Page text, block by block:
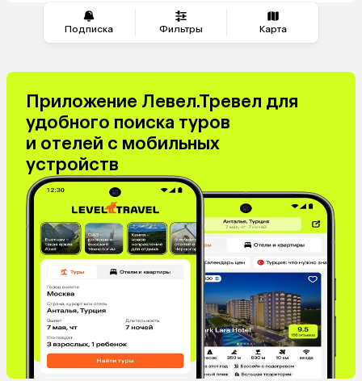
Подписка Фильтры Карта
Приложение Левел.Тревел для
удобного поиска туров
и отелей с мобильных
устройств